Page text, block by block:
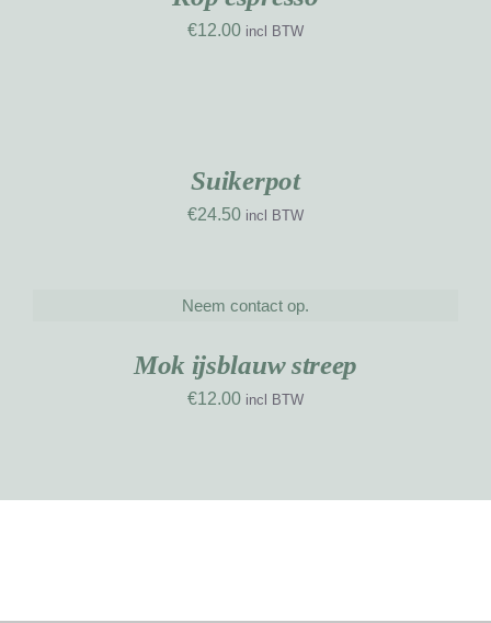
€12.00 incl BTW
Suikerpot
€24.50 incl BTW
Neem contact op.
Mok ijsblauw streep
€12.00 incl BTW